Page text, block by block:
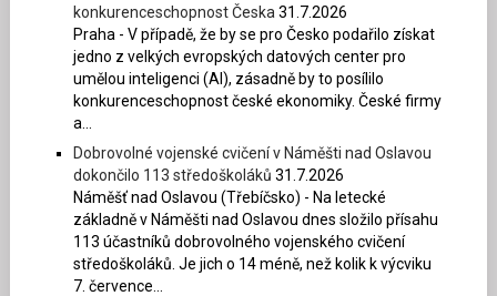
konkurenceschopnost Česka 31.7.2026
Praha - V případě, že by se pro Česko podařilo získat
jedno z velkých evropských datových center pro
umělou inteligenci (AI), zásadně by to posílilo
konkurenceschopnost české ekonomiky. České firmy
a...
Dobrovolné vojenské cvičení v Náměšti nad Oslavou
dokončilo 113 středoškoláků 31.7.2026
Náměšť nad Oslavou (Třebíčsko) - Na letecké
základně v Náměšti nad Oslavou dnes složilo přísahu
113 účastníků dobrovolného vojenského cvičení
středoškoláků. Je jich o 14 méně, než kolik k výcviku
7. července...